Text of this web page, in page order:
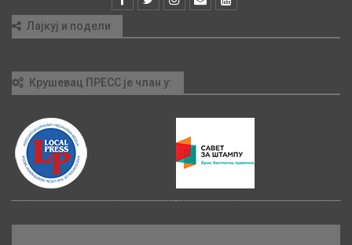
Лајкуј и подели
Крушевац ПРЕСС је члан у: